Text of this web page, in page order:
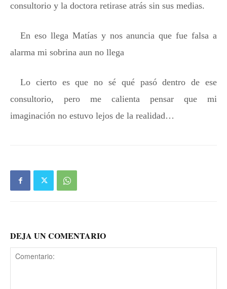
consultorio y la doctora retirase atrás sin sus medias.
En eso llega Matías y nos anuncia que fue falsa a
alarma mi sobrina aun no llega
Lo cierto es que no sé qué pasó dentro de ese
consultorio, pero me calienta pensar que mi
imaginación no estuvo lejos de la realidad…
DEJA UN COMENTARIO